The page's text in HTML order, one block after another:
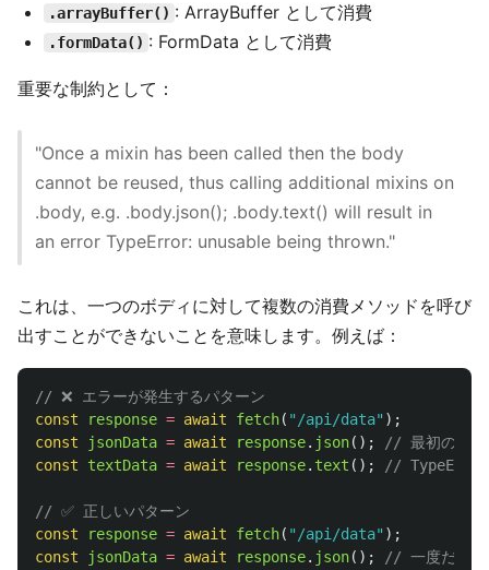
.arrayBuffer() : ArrayBuffer として消費
.formData() : FormData として消費
重要な制約として：
"Once a mixin has been called then the body
cannot be reused, thus calling additional mixins on
.body, e.g. .body.json(); .body.text() will result in
an error TypeError: unusable being thrown."
これは、一つのボディに対して複数の消費メソッドを呼び
出すことができないことを意味します。例えば：
// ❌ エラーが発生するパターン
const
response = await fetch( " /api/data" );
const
jsonData = await response. json();
// 最初の消費
const
textData = await response. text (); //
// ✅ 正しいパターン
const
response = await fetch( " /api/data" );
const
jsonData = await response. json(); // 一度だけ消